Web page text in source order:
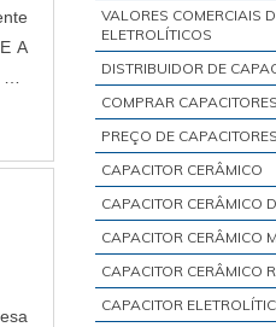
VALORES COMERCIAIS
ELETROLÍTICOS
DISTRIBUIDOR DE
COMPRAR
PREÇO DE
CAPACITOR CERÂMICO
CAPACITOR CERÂMICO
CAPACITOR CERÂMICO
CAPACITOR CERÂMICO
CAPACITOR